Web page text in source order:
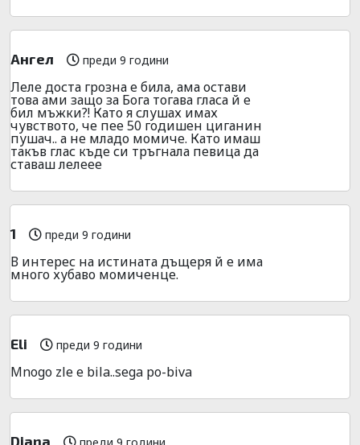
Ангел преди 9 години
Леле доста грозна е била, ама остави
това ами защо за Бога тогава гласа й е
бил мъжки?! Като я слушах имах
чувството, че пее 50 годишен циганин
пушач.. а не младо момиче. Като имаш
такъв глас къде си тръгнала певица да
ставаш лелеее
1 преди 9 години
В интерес на истината дъщеря й е има
много хубаво момиченце.
Eli преди 9 години
Mnogo zle e bila..sega po-biva
Diana